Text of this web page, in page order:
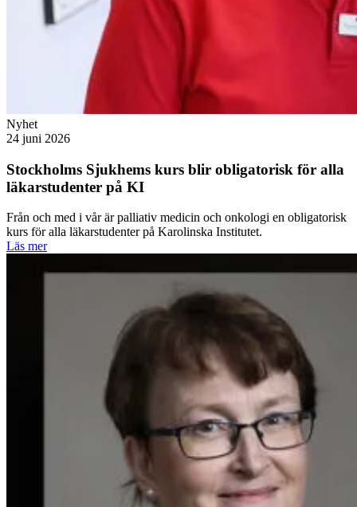
Nyhet
24 juni 2026
Stockholms Sjukhems kurs blir obligatorisk för alla
läkarstudenter på KI
Från och med i vår är palliativ medicin och onkologi en obligatorisk
kurs för alla läkarstudenter på Karolinska Institutet.
Läs mer